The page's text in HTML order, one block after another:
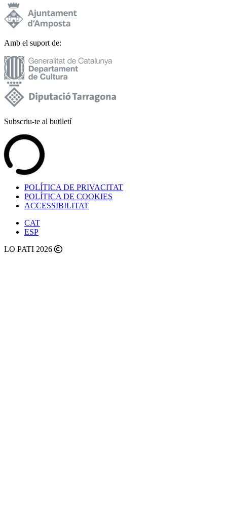
Amb el suport de:
Subscriu-te al butlletí
POLÍTICA DE PRIVACITAT
POLÍTICA DE COOKIES
ACCESSIBILITAT
CAT
ESP
LO PATI 2026